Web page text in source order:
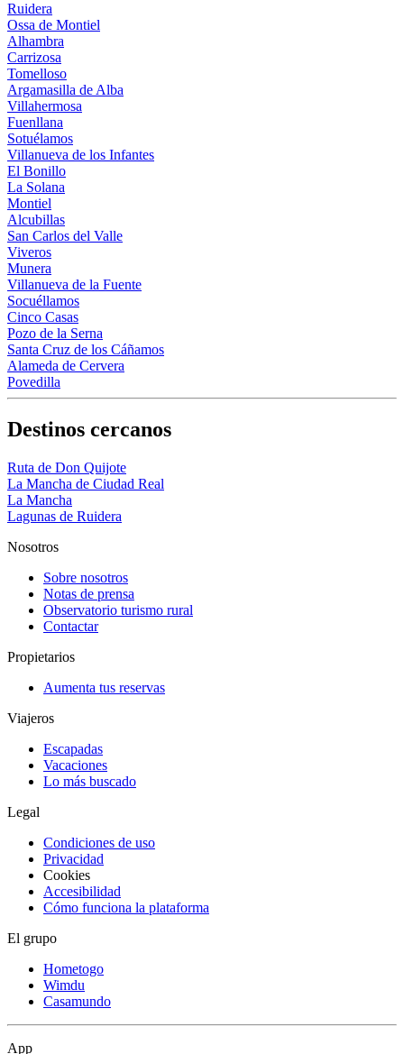
Ruidera
Ossa de Montiel
Alhambra
Carrizosa
Tomelloso
Argamasilla de Alba
Villahermosa
Fuenllana
Sotuélamos
Villanueva de los Infantes
El Bonillo
La Solana
Montiel
Alcubillas
San Carlos del Valle
Viveros
Munera
Villanueva de la Fuente
Socuéllamos
Cinco Casas
Pozo de la Serna
Santa Cruz de los Cáñamos
Alameda de Cervera
Povedilla
Destinos cercanos
Ruta de Don Quijote
La Mancha de Ciudad Real
La Mancha
Lagunas de Ruidera
Nosotros
Sobre nosotros
Notas de prensa
Observatorio turismo rural
Contactar
Propietarios
Aumenta tus reservas
Viajeros
Escapadas
Vacaciones
Lo más buscado
Legal
Condiciones de uso
Privacidad
Cookies
Accesibilidad
Cómo funciona la plataforma
El grupo
Hometogo
Wimdu
Casamundo
App